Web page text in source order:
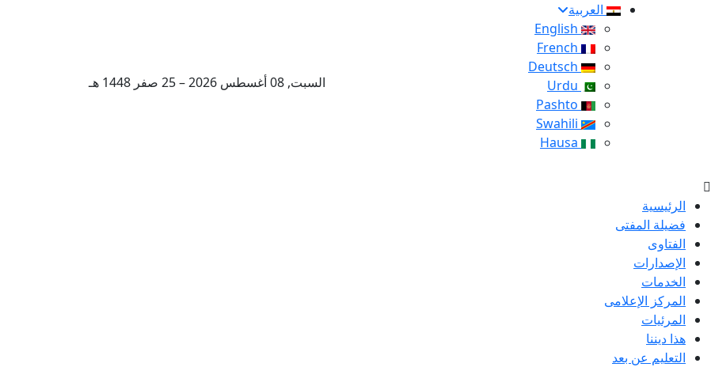
العربية
السبت, 08 أغسطس 2026 – 25 صفر 1448 هـ
الرئيسية
فضيلة المفتى
الفتاوى
الإصدارات
الخدمات
المركز الإعلامى
المرئيات
هذا ديننا
التعليم عن بعد